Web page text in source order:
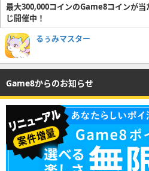
最大300,000コインのGame8コインが当
じ開催中！
るぅみマスター
Game8からのお知らせ